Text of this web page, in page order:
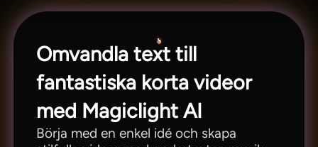
Omvandla text till
fantastiska korta videor
med Magiclight AI
Börja med en enkel idé och skapa